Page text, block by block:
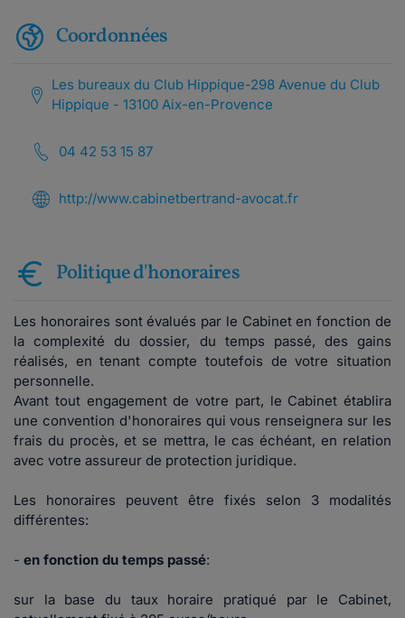
Coordonnées
Les bureaux du Club Hippique-298 Avenue du Club
Hippique - 13100 Aix-en-Provence
04 42 53 15 87
http://www.cabinetbertrand-avocat.fr
Politique d'honoraires
Les honoraires sont évalués par le Cabinet en fonction de
la complexité du dossier, du temps passé, des gains
réalisés, en tenant compte toutefois de votre situation
personnelle.
Avant tout engagement de votre part, le Cabinet établira
une convention d'honoraires qui vous renseignera sur les
frais du procès, et se mettra, le cas échéant, en relation
avec votre assureur de protection juridique.
Les honoraires peuvent être fixés selon 3 modalités
différentes:
- en fonction du temps passé:
sur la base du taux horaire pratiqué par le Cabinet,